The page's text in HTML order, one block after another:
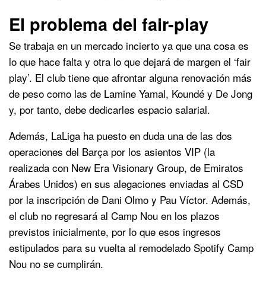
El problema del fair-play
Se trabaja en un mercado incierto ya que una cosa es
lo que hace falta y otra lo que dejará de margen el ‘fair
play’. El club tiene que afrontar alguna renovación más
de peso como las de Lamine Yamal, Koundé y De Jong
y, por tanto, debe dedicarles espacio salarial.
Además, LaLiga ha puesto en duda una de las dos
operaciones del Barça por los asientos VIP (la
realizada con New Era Visionary Group, de Emiratos
Árabes Unidos) en sus alegaciones enviadas al CSD
por la inscripción de Dani Olmo y Pau Víctor. Además,
el club no regresará al Camp Nou en los plazos
previstos inicialmente, por lo que esos ingresos
estipulados para su vuelta al remodelado Spotify Camp
Nou no se cumplirán.